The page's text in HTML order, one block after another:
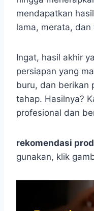
mendapatkan
lama, merata,
Ingat, hasil akhir
persiapan yang
buru, dan berikan
tahap. Hasilnya?
profesional dan
rekomendasi
gunakan, klik